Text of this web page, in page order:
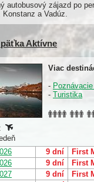
autobusový zájazd po
Konstanz a Vadúz.
Aktívne
Viac
-
- Turistika
9 dní First
9 dní First
9 dní First